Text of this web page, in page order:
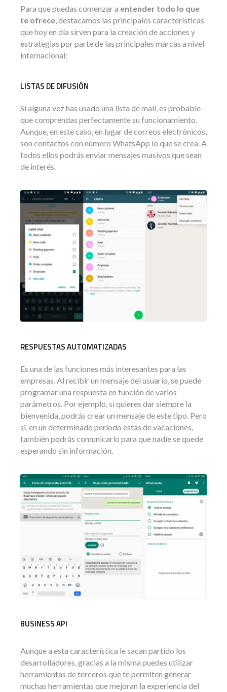
Para que puedas comenzar a entender todo lo que
te ofrece, destacamos las principales características
que hoy en día sirven para la creación de acciones y
estrategias por parte de las principales marcas a nivel
internacional:
LISTAS DE DIFUSIÓN
Si alguna vez has usado una lista de mail, es probable
que comprendas perfectamente su funcionamiento.
Aunque, en este caso, en lugar de correos electrónicos,
son contactos con número WhatsApp lo que se crea. A
todos ellos podrás enviar mensajes masivos que sean
de interés.
RESPUESTAS AUTOMATIZADAS
Es una de las funciones más interesantes para las
empresas. Al recibir un mensaje del usuario, se puede
programar una respuesta en función de varios
parámetros. Por ejemplo, si quieres dar siempre la
bienvenida, podrás crear un mensaje de este tipo. Pero
si, en un determinado período estás de vacaciones,
también podrás comunicarlo para que nadie se quede
esperando sin información.
BUSINESS API
Aunque a esta característica le sacan partido los
desarrolladores, gracias a la misma puedes utilizar
herramientas de terceros que te permiten generar
muchas herramientas que mejoran la experiencia del